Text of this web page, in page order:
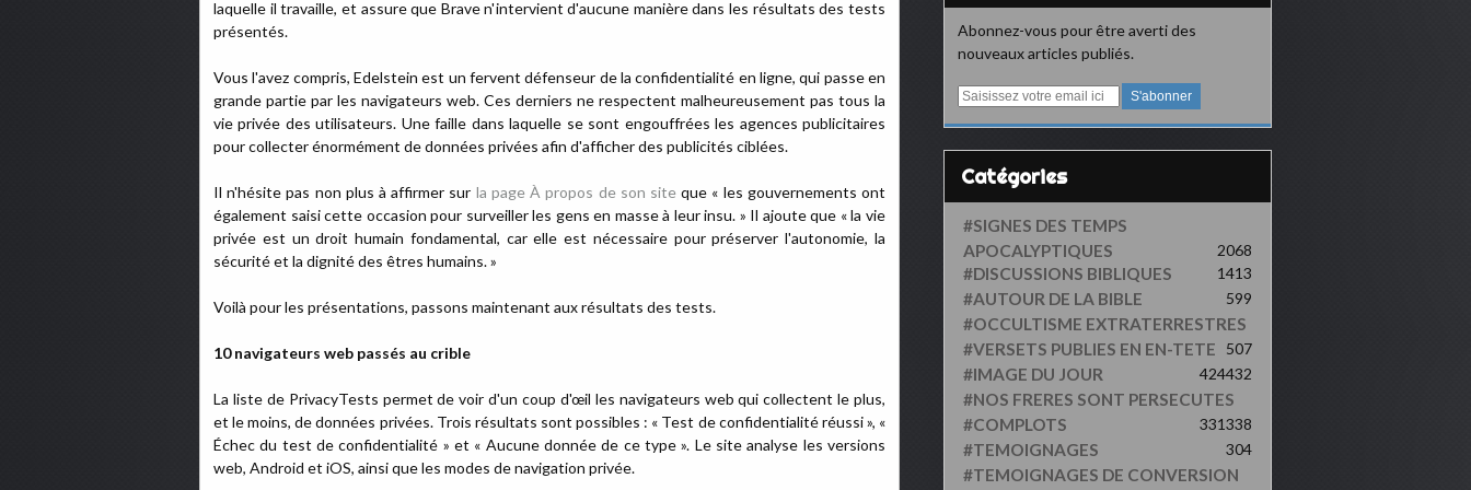
laquelle il travaille, et assure que Brave n'intervient d'aucune manière dans les résultats des tests
présentés.
Vous l'avez compris, Edelstein est un fervent défenseur de la confidentialité en ligne, qui passe en
grande partie par les navigateurs web. Ces derniers ne respectent malheureusement pas tous la
vie privée des utilisateurs. Une faille dans laquelle se sont engouffrées les agences publicitaires
pour collecter énormément de données privées afin d'afficher des publicités ciblées.
Il n'hésite pas non plus à affirmer sur la page À propos de son siteque « les gouvernements ont
également saisi cette occasion pour surveiller les gens en masse à leur insu. » Il ajoute que « la vie
privée est un droit humain fondamental, car elle est nécessaire pour préserver l'autonomie, la
sécurité et la dignité des êtres humains. »
Voilà pour les présentations, passons maintenant aux résultats des tests.
10 navigateurs web passés au crible
La liste de PrivacyTests permet de voir d'un coup d'œil les navigateurs web qui collectent le plus,
et le moins, de données privées. Trois résultats sont possibles : « Test de confidentialité réussi », «
Échec du test de confidentialité » et « Aucune donnée de ce type ». Le site analyse les versions
web, Android et iOS, ainsi que les modes de navigation privée.
Abonnez-vous pour être averti des
nouveaux articles publiés.
E
a
i
Catégories
#SIGNES DES TEMPS
APOCALYPTIQUES 2068
#DISCUSSIONS BIBLIQUES 1413
#AUTOUR DE LA BIBLE 599
#OCCULTISME EXTRATERRESTRES
507
#VERSETS PUBLIES EN EN-TETE
432
#IMAGE DU JOUR 424
#NOS FRERES SONT PERSECUTES
338
#COMPLOTS 331
#TEMOIGNAGES 304
#TEMOIGNAGES DE CONVERSION